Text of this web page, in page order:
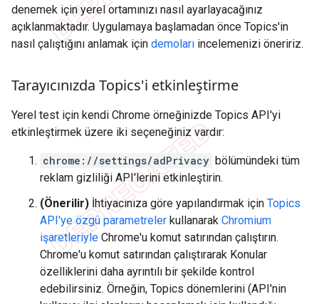
denemek için yerel ortamınızı nasıl ayarlayacağınız
açıklanmaktadır. Uygulamaya başlamadan önce Topics'in
nasıl çalıştığını anlamak için demoları incelemenizi öneririz.
Tarayıcınızda Topics'i etkinleştirme
Yerel test için kendi Chrome örneğinizde Topics API'yi
etkinleştirmek üzere iki seçeneğiniz vardır:
chrome://settings/adPrivacy bölümündeki tüm
reklam gizliliği API'lerini etkinleştirin.
(Önerilir) İhtiyacınıza göre yapılandırmak için Topics
API'ye özgü parametreler kullanarak Chromium
işaretleriyle Chrome'u komut satırından çalıştırın.
Chrome'u komut satırından çalıştırarak Konular
özelliklerini daha ayrıntılı bir şekilde kontrol
edebilirsiniz. Örneğin, Topics dönemlerini (API'nin